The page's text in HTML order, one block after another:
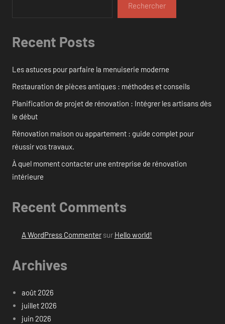
Rechercher
Recent Posts
Les astuces pour parfaire la menuiserie moderne
Restauration de pièces antiques : méthodes et conseils
Planification de projet de rénovation : Intégrer les artisans dès
le début
Rénovation maison ou appartement : guide complet pour
réussir vos travaux.
À quel moment contacter une entreprise de rénovation
intérieure
Recent Comments
A WordPress Commentersur Hello world!
Archives
août 2026
juillet 2026
juin 2026